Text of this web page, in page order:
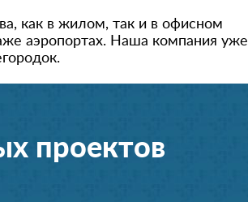
как в жилом, так и в офисном
аэропортах. Наша компания уже
проектов